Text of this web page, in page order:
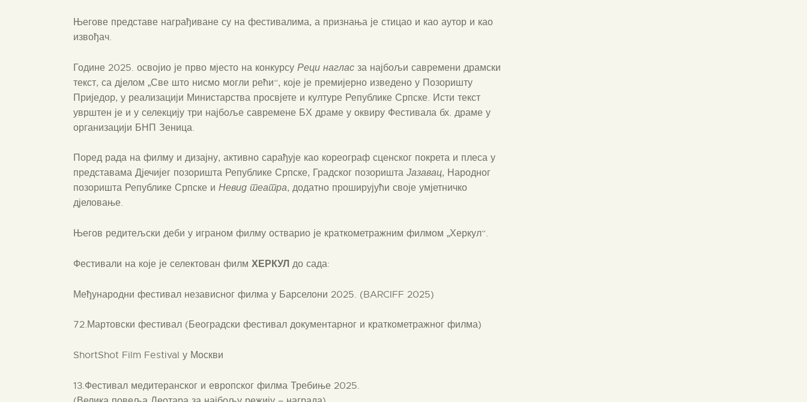
Његове представе награђиване су на фестивалима, а признања је стицао и као аутор и као
извођач.
Године 2025. освојио је прво мјесто на конкурсу Реци наглас за најбољи савремени драмски
текст, са дјелом „Све што нисмо могли рећи“, које је премијерно изведено у Позоришту
Приједор, у реализацији Министарства просвјете и културе Републике Српске. Исти текст
уврштен је и у селекцију три најбоље савремене БХ драме у оквиру Фестивала бх. драме у
организацији БНП Зеница.
Поред рада на филму и дизајну, активно сарађује као кореограф сценског покрета и плеса у
представама Дјечијег позоришта Републике Српске, Градског позоришта Јазавац, Народног
позоришта Републике Српске и Невид театра, додатно проширујући своје умјетничко
дјеловање.
Његов редитељски деби у играном филму остварио је краткометражним филмом „Херкул“.
Фестивали на које је селектован филм ХЕРКУЛ до сада:
Међународни фестивал независног филма у Барселони 2025. (BARCIFF 2025)
72.Мартовски фестивал (Београдски фестивал документарног и краткометражног филма)
ShortShot Film Festival у Москви
13.Фестивал медитеранског и европског филма Требиње 2025.